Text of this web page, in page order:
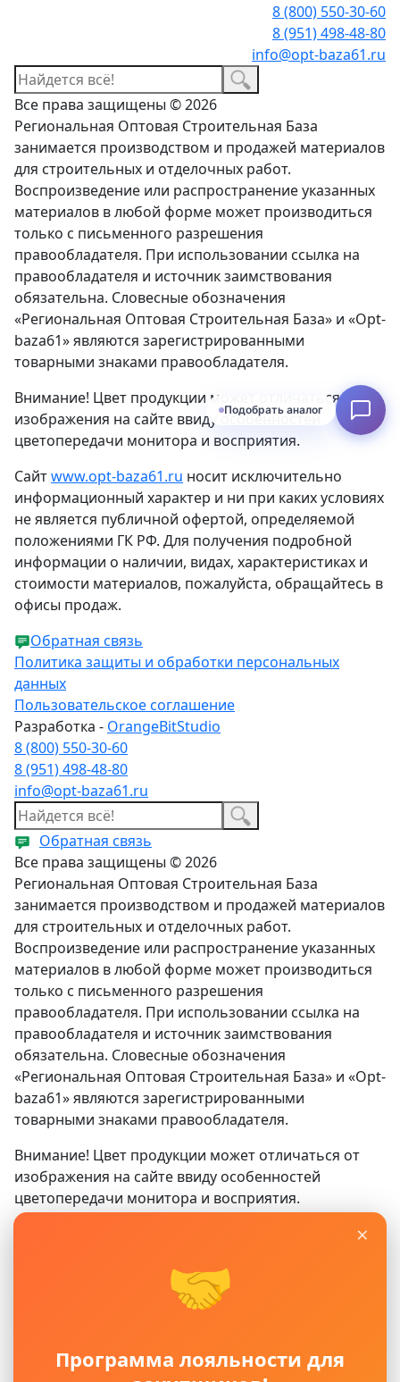
×
🤝
Программа лояльности для
8 (800) 550-30-60
8 (951) 498-48-80
info@opt-baza61.ru
Все права защищены © 2026
Региональная Оптовая Строительная База
занимается производством и продажей материалов
для строительных и отделочных работ.
Воспроизведение или распространение указанных
материалов в любой форме может производиться
только с письменного разрешения
правообладателя. При использовании ссылка на
правообладателя и источник заимствования
обязательна. Словесные обозначения
«Региональная Оптовая Строительная База» и «Opt-
baza61» являются зарегистрированными
товарными знаками правообладателя.
Внимание! Цвет продукции может отличаться от
изображения на сайте ввиду особенностей
цветопередачи монитора и восприятия.
Сайтwww.opt-baza61.ru носит исключительно
информационный характер и ни при каких условиях
не является публичной офертой, определяемой
положениями ГК РФ. Для получения подробной
информации о наличии, видах, характеристиках и
стоимости материалов, пожалуйста, обращайтесь в
офисы продаж.
Обратная связь
Политика защиты и обработки персональных
данных
Пользовательское соглашение
Разработка - OrangeBitStudio
8 (800) 550-30-60
8 (951) 498-48-80
info@opt-baza61.ru
Обратная связь
Все права защищены © 2026
Региональная Оптовая Строительная База
занимается производством и продажей материалов
для строительных и отделочных работ.
Воспроизведение или распространение указанных
материалов в любой форме может производиться
только с письменного разрешения
правообладателя. При использовании ссылка на
правообладателя и источник заимствования
обязательна. Словесные обозначения
«Региональная Оптовая Строительная База» и «Opt-
baza61» являются зарегистрированными
товарными знаками правообладателя.
Внимание! Цвет продукции может отличаться от
изображения на сайте ввиду особенностей
цветопередачи монитора и восприятия.
не является публичной офертой, определяемой
положениями ГК РФ. Для получения подробной
офисы продаж.
Подобрать аналог